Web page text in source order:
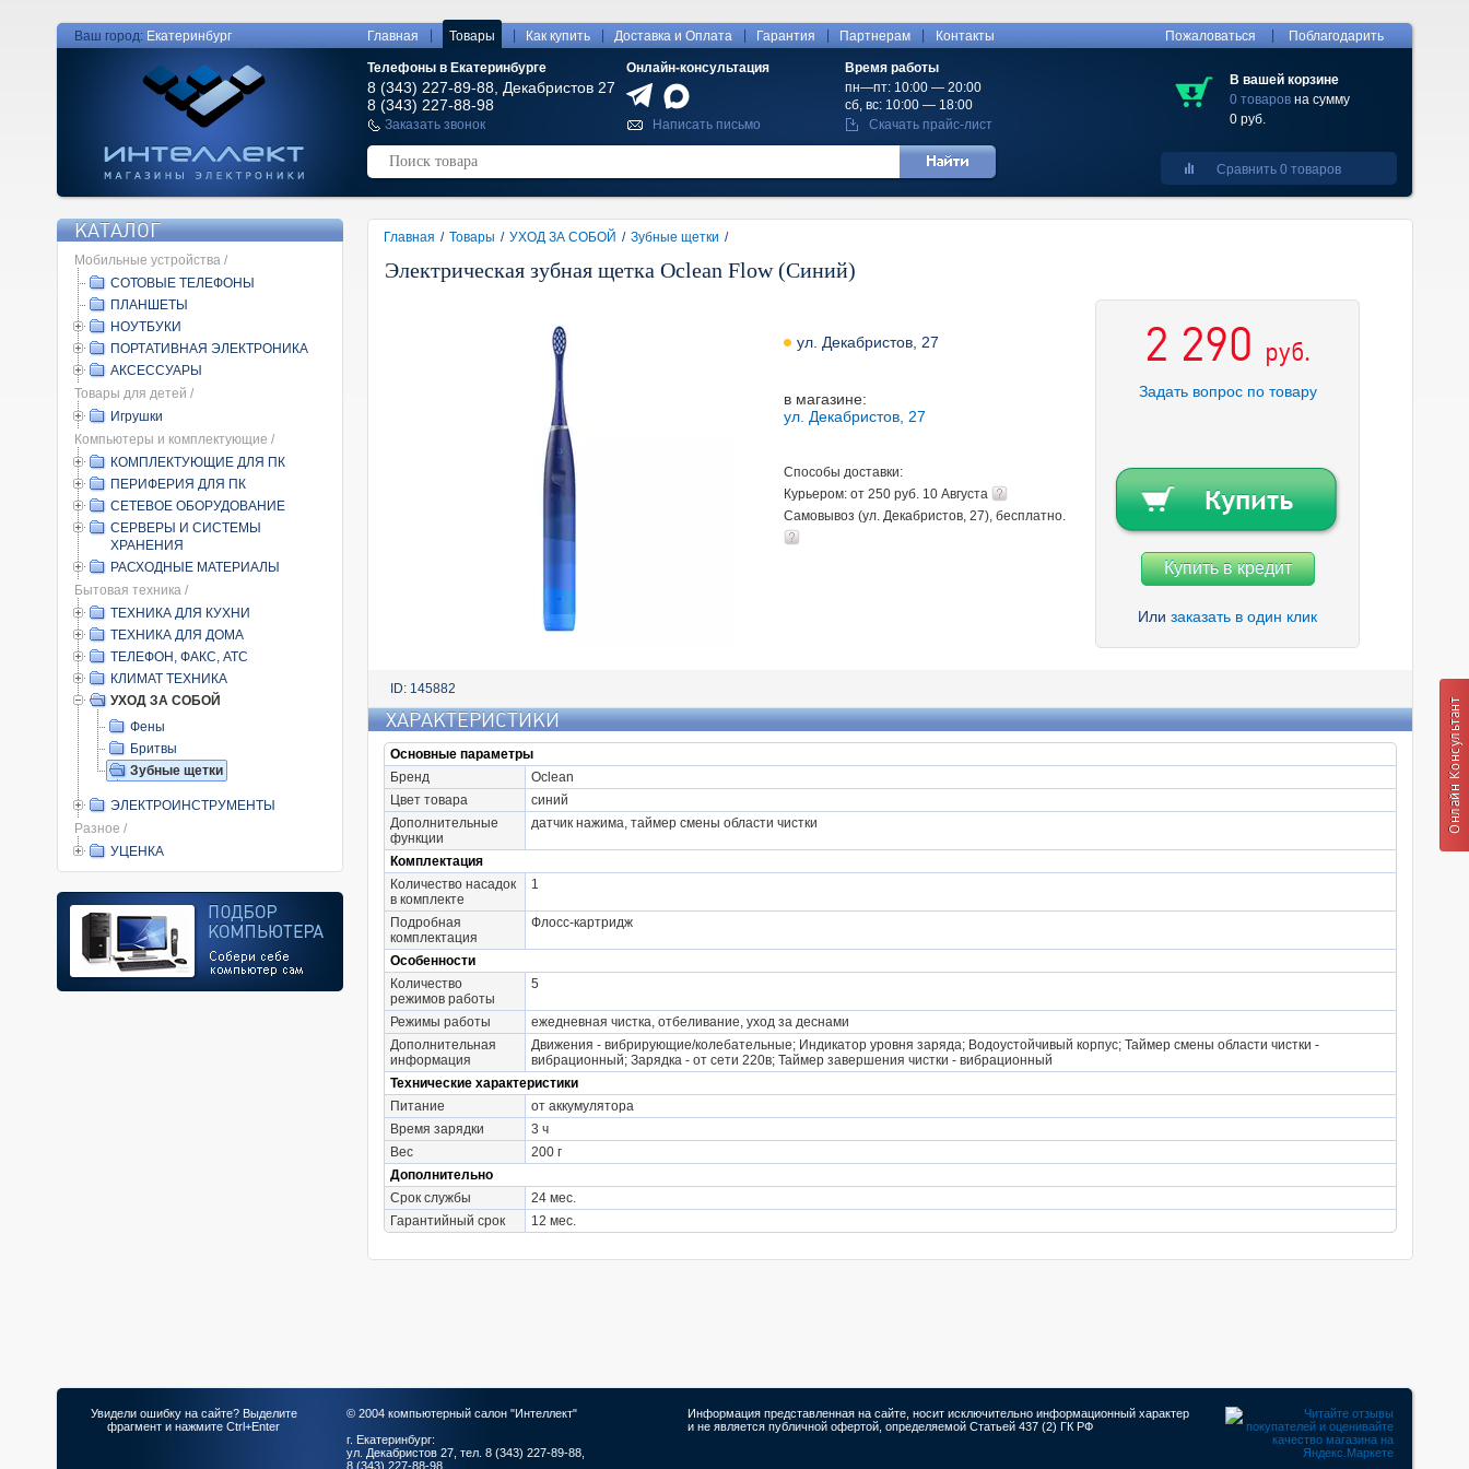
Ваш город: Екатеринбург Главная Товары Как купить Доставка и Оплата Гарантия Партнерам Контакты
Телефоны в Екатеринбурге
8 (343) 227-89-88, Декабристов 27
8 (343) 227-88-98
Онлайн-консультация
Время работы
пн—пт: 10:00 — 20:00
сб, вс: 10:00 — 18:00
Заказать звонок
Написать письмо Скачать прайс-лист
Пожаловаться Поблагодарить
В вашей корзине
0 товаров на сумму
0 руб.
Сравнить 0 товаров
КАТАЛОГ
Мобильные устройства /
СОТОВЫЕ ТЕЛЕФОНЫ
ПЛАНШЕТЫ
НОУТБУКИ
ПОРТАТИВНАЯ ЭЛЕКТРОНИКА
АКСЕССУАРЫ
Товары для детей /
Игрушки
Компьютеры и комплектующие /
КОМПЛЕКТУЮЩИЕ ДЛЯ ПК
ПЕРИФЕРИЯ ДЛЯ ПК
СЕТЕВОЕ ОБОРУДОВАНИЕ
СЕРВЕРЫ И СИСТЕМЫ
ХРАНЕНИЯ
РАСХОДНЫЕ МАТЕРИАЛЫ
Бытовая техника /
ТЕХНИКА ДЛЯ КУХНИ
ТЕХНИКА ДЛЯ ДОМА
ТЕЛЕФОН, ФАКС, АТС
КЛИМАТ ТЕХНИКА
УХОД ЗА СОБОЙ
Фены
Бритвы
Зубные щетки
ЭЛЕКТРОИНСТРУМЕНТЫ
Разное /
УЦЕНКА
Главная / Товары / УХОД ЗА СОБОЙ / Зубные щетки /
Электрическая зубная щетка Oclean Flow (Синий)
ул. Декабристов, 27
в магазине:
ул. Декабристов, 27
Способы доставки:
Курьером: от 250 руб. 10 Августа
Самовывоз (ул. Декабристов, 27), бесплатно.
2 290 руб.
Задать вопрос по товару
Купить в кредит
Или заказать в один клик
ID: 145882
ХАРАКТЕРИСТИКИ
Основные параметры
Бренд
Oclean
Цвет товара
cиний
Дополнительные
функции
датчик нажима, таймер смены области чистки
Комплектация
Количество насадок
в комплекте
1
Подробная
комплектация
Флосс-картридж
Особенности
Количество
режимов работы
5
Режимы работы
ежедневная чистка, отбеливание, уход за деснами
Дополнительная
информация
Движения - вибрирующие/колебательные; Индикатор уровня заряда; Водоустойчивый корпус; Таймер смены области чистки -
вибрационный; Зарядка - от сети 220в; Таймер завершения чистки - вибрационный
Технические характеристики
Питание
от аккумулятора
Время зарядки
3 ч
Вес
200 г
Дополнительно
Срок службы
24 мес.
Гарантийный срок
12 мес.
Увидели ошибку на сайте? Выделите
фрагмент и нажмите Ctrl+Enter
© 2004 компьютерный салон "Интеллект"
г. Екатеринбург:
ул. Декабристов 27, тел. 8 (343) 227-89-88,
8 (343) 227-88-98.
Информация представленная на сайте, носит исключительно информационный характер
и не является публичной офертой, определяемой Статьей 437 (2) ГК РФ